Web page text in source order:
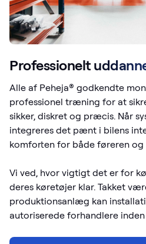
Professionelt
Alle af Peheja® godkendte
professionel træning for at
sikker, diskret og præcis. Når
integreres det pænt i bilens
komforten for både føreren og
Vi ved, hvor vigtigt det er for
deres køretøjer klar. Takket
produktionsanlæg kan
autoriserede forhandlere